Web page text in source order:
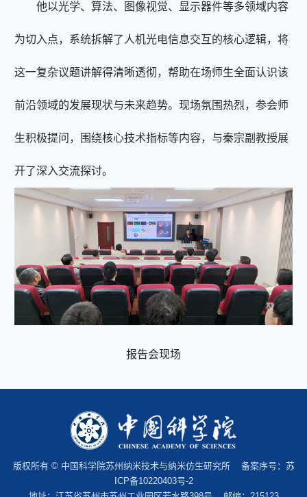
他以光学、算法、图像视觉、显示器件等多领域内容
为切入点，系统拆解了人机光电信息交互的核心逻辑，将
这一复杂议题讲解得清晰透彻，帮助在场师生全面认识该
前沿领域的发展现状与未来趋势。现场氛围热烈，参会师
生积极提问，围绕核心技术指标等内容，与秦宗副教授展
开了深入交流探讨。
报告会现场
版权所有 © 中国科学院苏州纳米技术与纳米仿生研究所 备案序号： 苏
ICP备10220403号-2